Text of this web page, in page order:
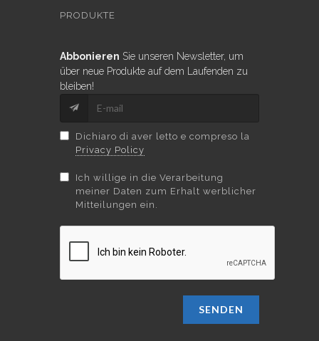
PRODUKTE
Abbonieren Sie unseren Newsletter, um
über neue Produkte auf dem Laufenden zu
bleiben!
Dichiaro di aver letto e compreso la
Privacy Policy
Ich willige in die Verarbeitung
meiner Daten zum Erhalt werblicher
Mitteilungen ein.
SENDEN